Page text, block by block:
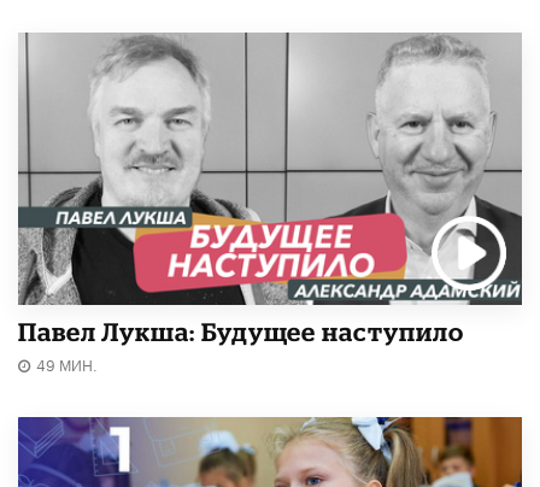
Павел Лукша: Будущее наступило
49 МИН.